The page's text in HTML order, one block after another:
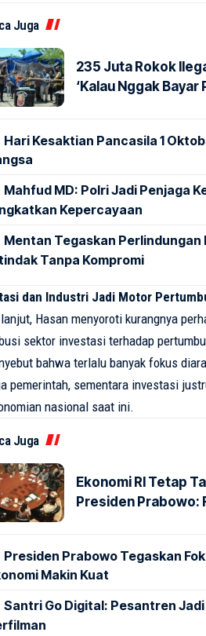
Juga
235 Juta Rokok
‘Kalau Nggak Bayar
Hari Kesaktian Pancasila 1
Mahfud MD: Polri Jadi Penjaga
Kepercayaan
Mentan Tegaskan Perlindungan
Tanpa Kompromi
dan Industri Jadi Motor
Hasan menyoroti kurangnya
sektor investasi terhadap
bahwa terlalu banyak fokus
pemerintah, sementara investasi
nasional saat ini.
Juga
Ekonomi RI Tetap
Presiden Prabowo:
Presiden Prabowo Tegaskan
Makin Kuat
Santri Go Digital: Pesantren